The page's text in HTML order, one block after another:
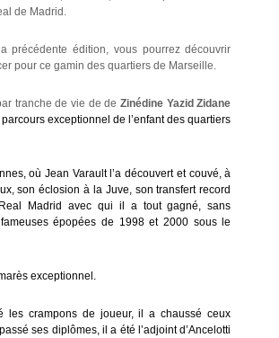
de Madrid.
précédente édition, vous pourrez découvrir
pour ce gamin des quartiers de Marseille.
tranche de vie de de Zinédine Yazid Zidane
exceptionnel de l’enfant des quartiers
où Jean Varault l’a découvert et couvé, à
son éclosion à la Juve, son transfert record
Madrid avec qui il a tout gagné, sans
épopées de 1998 et 2000 sous le
exceptionnel.
les crampons de joueur, il a chaussé ceux
ses diplômes, il a été l’adjoint d’Ancelotti